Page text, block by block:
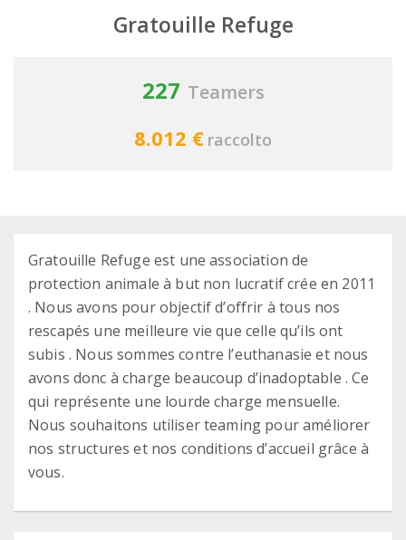
Gratouille Refuge
227 Teamers
8.012 € raccolto
Gratouille Refuge est une association de
protection animale à but non lucratif crée en 2011
. Nous avons pour objectif d’offrir à tous nos
rescapés une meilleure vie que celle qu’ils ont
subis . Nous sommes contre l’euthanasie et nous
avons donc à charge beaucoup d’inadoptable . Ce
qui représente une lourde charge mensuelle.
Nous souhaitons utiliser teaming pour améliorer
nos structures et nos conditions d’accueil grâce à
vous.